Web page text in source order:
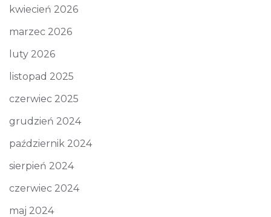
kwiecień 2026
marzec 2026
luty 2026
listopad 2025
czerwiec 2025
grudzień 2024
październik 2024
sierpień 2024
czerwiec 2024
maj 2024